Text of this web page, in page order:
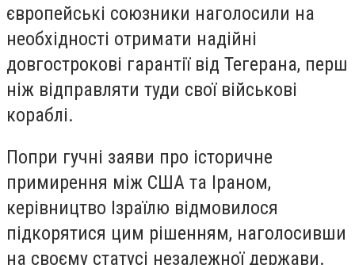
європейські союзники наголосили на
необхідності отримати надійні
довгострокові гарантії від Тегерана, перш
ніж відправляти туди свої військові
кораблі.
Попри гучні заяви про історичне
примирення між США та Іраном,
керівництво Ізраїлю відмовилося
підкорятися цим рішенням, наголосивши
на своєму статусі незалежної держави.